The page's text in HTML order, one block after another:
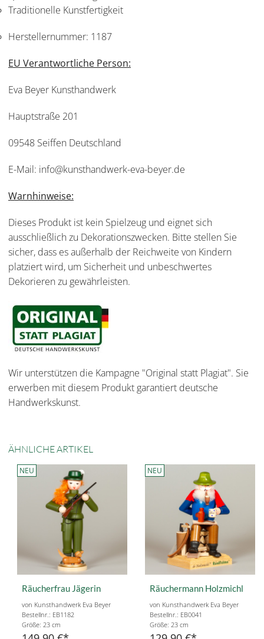
Traditionelle Kunstfertigkeit
Herstellernummer: 1187
EU Verantwortliche Person:
Eva Beyer Kunsthandwerk
Hauptstraße 201
09548 Seiffen Deutschland
E-Mail: info@kunsthandwerk-eva-beyer.de
Warnhinweise:
Dieses Produkt ist kein Spielzeug und eignet sich
ausschließlich zu Dekorationszwecken. Bitte stellen Sie
sicher, dass es außerhalb der Reichweite von Kindern
platziert wird, um Sicherheit und unbeschwertes
Dekorieren zu gewährleisten.
Wir unterstützen die Kampagne "Original statt Plagiat". Sie
erwerben mit diesem Produkt garantiert deutsche
Handwerkskunst.
ÄHNLICHE ARTIKEL
NEU
Räucherfrau Jägerin
von Kunsthandwerk Eva Beyer
Bestellnr.: EB1182
Größe: 23 cm
NEU
Räuchermann Holzmichl
von Kunsthandwerk Eva Beyer
Bestellnr.: EB0041
Größe: 23 cm